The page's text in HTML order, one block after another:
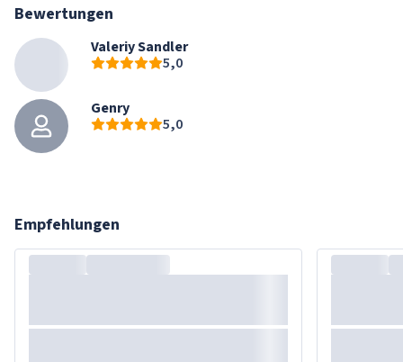
Bewertungen
Valeriy Sandler
5,0
Genry
5,0
Empfehlungen